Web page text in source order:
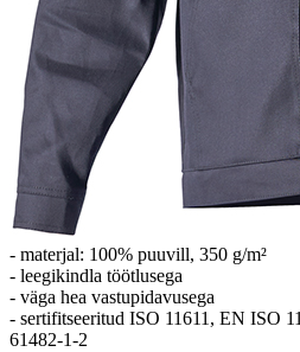
- materjal: 100% puuvill, 350 g/m²
- leegikindla töötlusega
- väga hea vastupidavusega
- sertifitseeritud ISO 11611, EN ISO
61482-1-2